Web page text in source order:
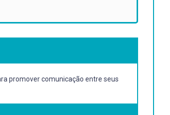
promover comunicação entre seus